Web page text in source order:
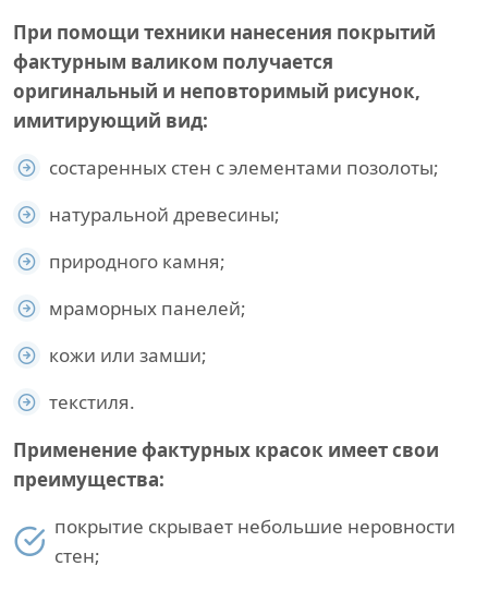
При помощи техники нанесения покрытий
фактурным валиком получается
оригинальный и неповторимый рисунок,
имитирующий вид:
состаренных стен с элементами позолоты;
натуральной древесины;
природного камня;
мраморных панелей;
кожи или замши;
текстиля.
Применение фактурных красок имеет свои
преимущества:
покрытие скрывает небольшие неровности
стен;